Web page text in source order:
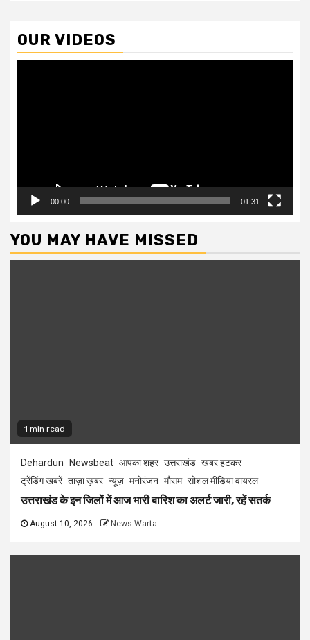
OUR VIDEOS
00:00 01:31
YOU MAY HAVE MISSED
1 min read
Dehardun Newsbeat आपका शहर उत्तराखंड खबर हटकर
ट्रेंडिंग खबरें ताज़ा ख़बर न्यूज़ मनोरंजन मौसम सोशल मीडिया वायरल
उत्तराखंड के इन जिलों में आज भारी बारिश का अलर्ट जारी, रहें सतर्क
August 10, 2026 News Warta